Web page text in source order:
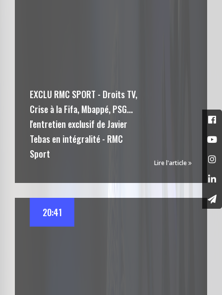
EXCLU RMC SPORT - Droits TV,
Crise à la Fifa, Mbappé, PSG...
l'entretien exclusif de Javier
Tebas en intégralité - RMC
Sport
Lire l'article
20:41